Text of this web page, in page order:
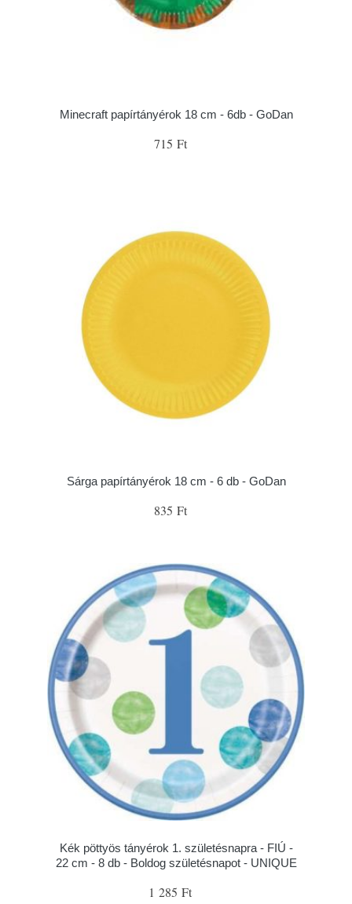
Minecraft papírtányérok 18 cm - 6db - GoDan
715 Ft
Sárga papírtányérok 18 cm - 6 db - GoDan
835 Ft
Kék pöttyös tányérok 1. születésnapra - FIÚ -
22 cm - 8 db - Boldog születésnapot - UNIQUE
1 285 Ft